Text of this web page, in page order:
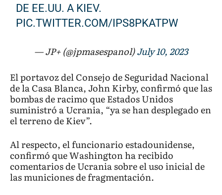
DE EE.UU. A KIEV.
PIC.TWITTER.COM/IPS8PKATPW
— JP+ (@jpmasespanol)July 10, 2023
El portavoz del Consejo de Seguridad Nacional
de la Casa Blanca, John Kirby, confirmó que las
bombas de racimo que Estados Unidos
suministró a Ucrania, “ya se han desplegado en
el terreno de Kiev”.
Al respecto, el funcionario estadounidense,
confirmó que Washington ha recibido
comentarios de Ucrania sobre el uso inicial de
las municiones de fragmentación.